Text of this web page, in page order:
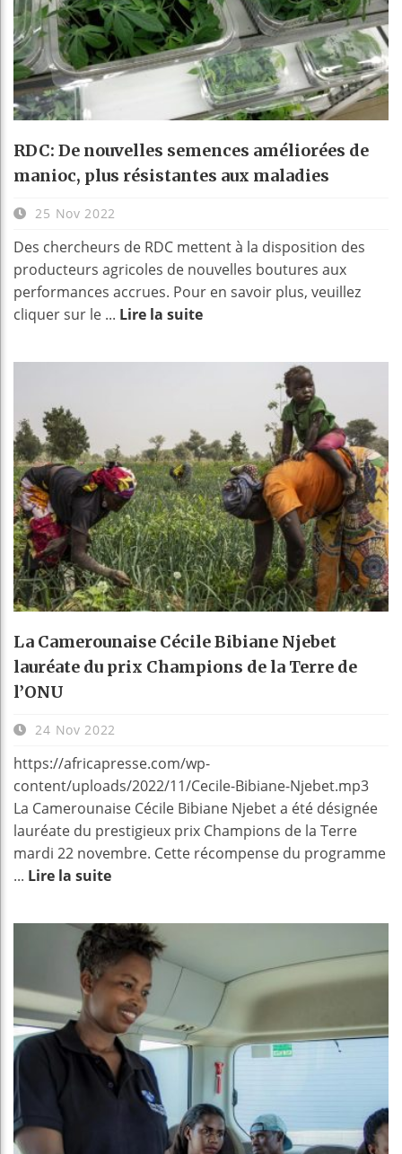
RDC: De nouvelles semences améliorées de
manioc, plus résistantes aux maladies
25 Nov 2022
Des chercheurs de RDC mettent à la disposition des
producteurs agricoles de nouvelles boutures aux
performances accrues. Pour en savoir plus, veuillez
cliquer sur le ... Lire la suite
La Camerounaise Cécile Bibiane Njebet
lauréate du prix Champions de la Terre de
l’ONU
24 Nov 2022
https://africapresse.com/wp-
content/uploads/2022/11/Cecile-Bibiane-Njebet.mp3
La Camerounaise Cécile Bibiane Njebet a été désignée
lauréate du prestigieux prix Champions de la Terre
mardi 22 novembre. Cette récompense du programme
... Lire la suite